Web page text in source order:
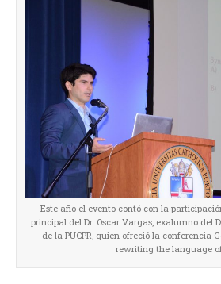
Este año el evento contó con la
principal del Dr. Oscar Vargas, exalumno del
de la PUCPR, quien ofreció la conferencia
rewriting the language